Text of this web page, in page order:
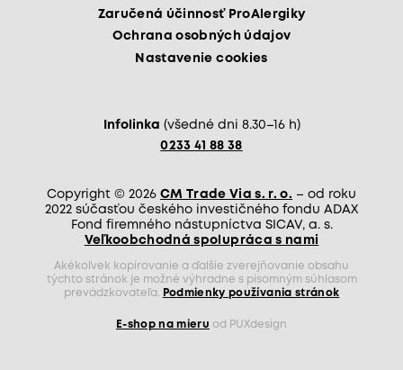
Zaručená účinnosť ProAlergiky
Ochrana osobných údajov
Nastavenie cookies
Infolinka (všedné dni 8.30–16 h)
0233 41 88 38
Copyright © 2026 CM Trade Via s. r. o. – od roku
2022 súčasťou českého investičného fondu ADAX
Fond firemného nástupníctva SICAV, a. s.
Veľkoobchodná spolupráca s nami
Akékoľvek kopírovanie a ďalšie zverejňovanie obsahu
týchto stránok je možné výhradne s písomným súhlasom
prevádzkovateľa.
Podmienky používania stránok
E-shop na mieru od PUXdesign